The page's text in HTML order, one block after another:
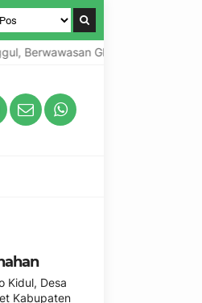
Berwawasan Global, Berkarakter
Kidul, Desa
Kabupaten